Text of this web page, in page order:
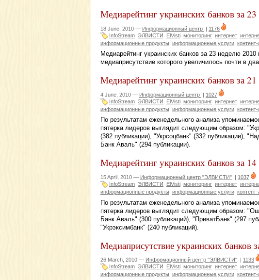
Медиарейтинг украинских банков за
18 June, 2010 — Информационный центр | 1176
InfoStream ЭЛВИСТИ ElVisti мониторинг интернет
информационные продукты информационные услуги
Медиарейтинг украинских банков за 23 неделю
медиаприсутствие которого увеличилось почти в
Медиарейтинг украинских банков за
4 June, 2010 — Информационный центр | 1027
InfoStream ЭЛВИСТИ ElVisti мониторинг интернет
информационные продукты информационные услуги
По результатам еженедельного анализа
пятерка лидеров выглядит следующим образом:
(382 публикации), "Укрсоцбанк" (332 публикации),
Банк Аваль" (294 публикации).
Медиарейтинг украинских банков за
15 April, 2010 — Информационный центр "ЭЛВИСТИ" | 1037
InfoStream ЭЛВИСТИ ElVisti мониторинг интернет
информационные продукты информационные услуги
По результатам еженедельного анализа
пятерка лидеров выглядит следующим образом:
Банк Аваль" (300 публикаций), "ПриватБанк" (297
"Укрэксимбанк" (240 публикаций).
Медиаприсутствие украинских банков
26 March, 2010 — Информационный центр "ЭЛВИСТИ"
1133
InfoStream ЭЛВИСТИ ElVisti мониторинг интернет
информационные продукты информационные услуги